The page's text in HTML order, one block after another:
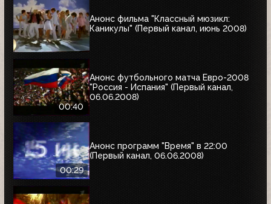
Анонс фильма "Классный мюзикл:
Каникулы" (Первый канал, июнь 2008)
00:40
Анонс футбольного матча Евро-2008
"Россия - Испания" (Первый канал,
06.06.2008)
00:29
Анонс программ "Время" в 22:00
(Первый канал, 06.06.2008)